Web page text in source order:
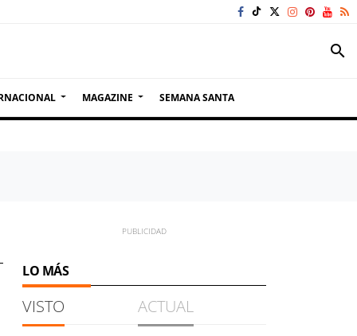
search
MAGAZINE SEMANA SANTA
LO MÁS
VISTO ACTUAL